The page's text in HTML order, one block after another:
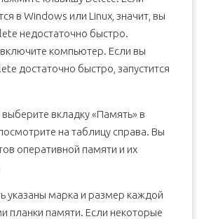
в Windows или Linux, значит, вы
недостаточно быстро.
компьютер. Если вы
достаточно быстро, запустится
выберите вкладку «Память» в
на таблицу справа. Вы
оперативной памяти и их
указаны марка и размер каждой
планки памяти. Если некоторые